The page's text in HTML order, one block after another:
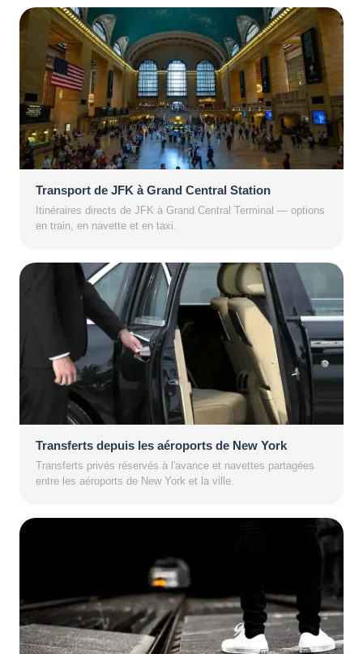
Transport de JFK à Grand Central Station
Itinéraires directs de JFK à Grand Central Terminal — options
en train, en navette et en taxi.
Transferts depuis les aéroports de New York
Transferts privés réservés à l'avance et navettes partagées
entre les aéroports de New York et la ville.